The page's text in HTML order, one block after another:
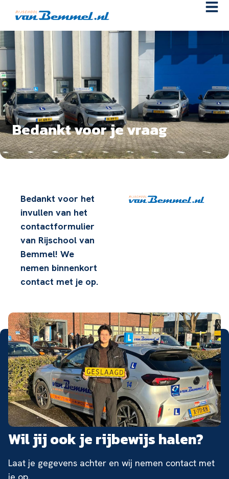
Bedankt voor je vraag
Bedankt voor het
invullen van het
contactformulier
van Rijschool van
Bemmel! We
nemen binnenkort
contact met je op.
Wil jij ook je rijbewijs halen?
Laat je gegevens achter en wij nemen contact met
je op.